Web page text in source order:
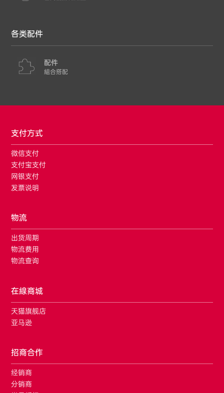
各类配件
配件
組合搭配
支付方式
微信支付
支付宝支付
网银支付
发票说明
物流
出货周期
物流费用
物流查询
在線商城
天猫旗舰店
亚马逊
招商合作
经销商
分销商